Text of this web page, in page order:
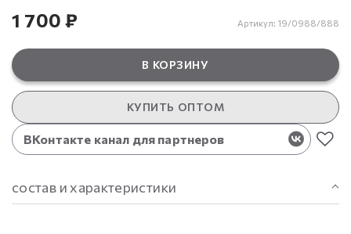
1 700 ₽ Артикул: 19/0988/888
В КОРЗИНУ
КУПИТЬ ОПТОМ
ВКонтакте канал для партнеров
состав и характеристики